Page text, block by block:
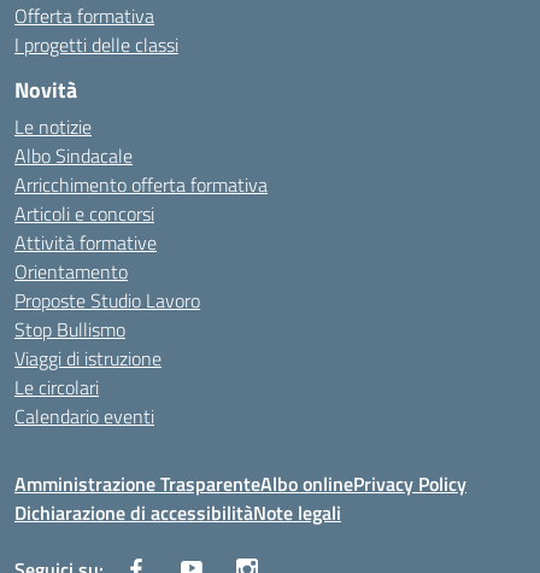
Offerta formativa
I progetti delle classi
Novità
Le notizie
Albo Sindacale
Arricchimento offerta formativa
Articoli e concorsi
Attività formative
Orientamento
Proposte Studio Lavoro
Stop Bullismo
Viaggi di istruzione
Le circolari
Calendario eventi
Amministrazione TrasparenteAlbo onlinePrivacy Policy
Dichiarazione di accessibilitàNote legali